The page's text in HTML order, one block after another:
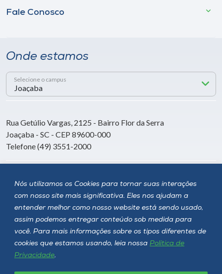
Nós utilizamos os Cookies para tornar suas interações
com nosso site mais significativa. Eles nos ajudam a
entender melhor como nosso website está sendo usado,
assim podemos entregar conteúdo sob medida para
você. Para mais informações sobre os tipos diferentes de
cookies que estamos usando, leia nossa Política de
Privacidade.
Fale Conosco
Onde estamos
Selecione o campus
Rua Getúlio Vargas, 2125 - Bairro Flor da Serra
Joaçaba - SC - CEP 89600-000
Telefone (49) 3551-2000
Siga a Unoesc